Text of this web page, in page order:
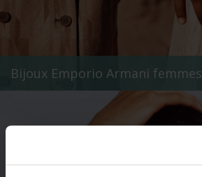
Bijoux Emporio Armani femmes